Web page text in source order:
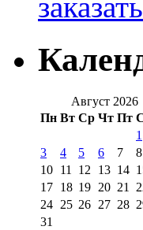
Август 2026
Пн Вт Ср Чт Пт
1
3
4 5 6 7 8
10 11 12 13 14
17 18 19 20 21
24 25 26 27 28
31